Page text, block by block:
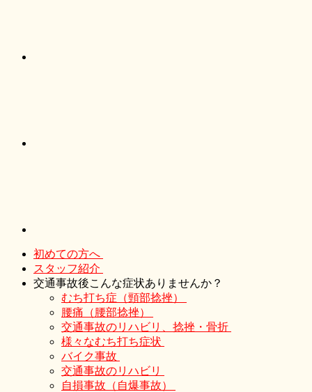
初めての方へ
スタッフ紹介
交通事故後こんな症状ありませんか？
むち打ち症（頸部捻挫）
腰痛（腰部捻挫）
交通事故のリハビリ、捻挫・骨折
様々なむち打ち症状
バイク事故
交通事故のリハビリ
自損事故（自爆事故）